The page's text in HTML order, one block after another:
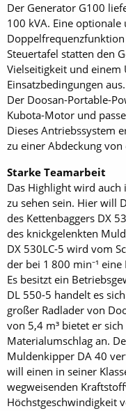
Der Generator G100
100 kVA. Eine optionale
Steuertafel statten den
Vielseitigkeit und einem
Einsatzbedingungen aus.
Der Doosan-Portable-
Kubota-Motor und
Dieses Antriebssystem
zu einer Abdeckung
Starke Teamarbeit
Das Highlight wird auch
zu sehen sein. Hier will
des Kettenbaggers DX
des knickgelenkten
DX 530LC-5 wird vom
der bei 1 800 min⁻¹
Es besitzt ein
DL 550-5 handelt es
großer Radlader von
von 5,4 m³ bietet er
Material­umschlag an.
Muldenkipper DA 40
will einen in seiner
wegweisenden
Höchstgeschwindigkeit